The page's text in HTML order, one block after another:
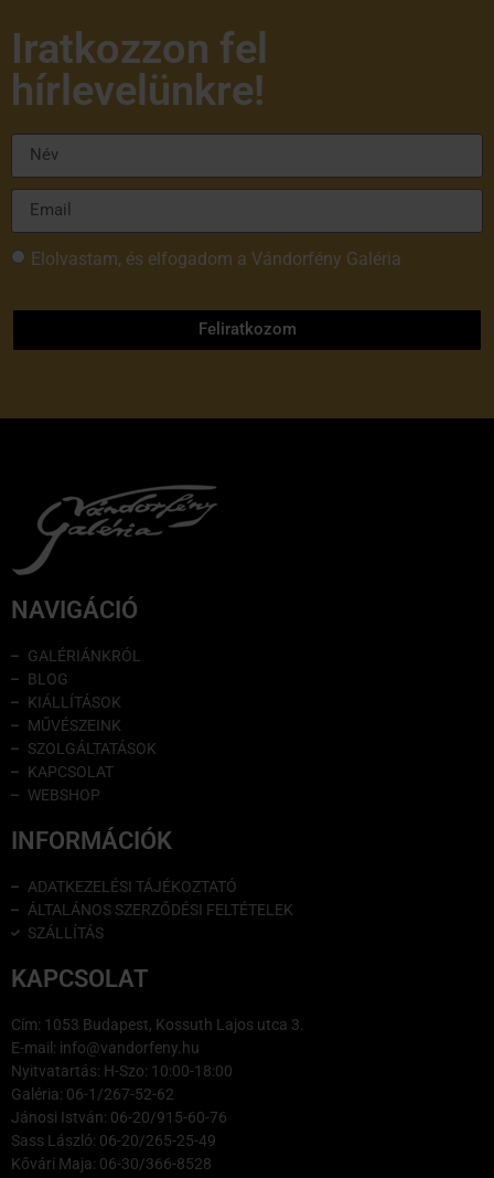
Iratkozzon fel
hírlevelünkre!
Elolvastam, és elfogadom a Vándorfény Galéria
Feliratkozom
NAVIGÁCIÓ
GALÉRIÁNKRÓL
BLOG
KIÁLLÍTÁSOK
MŰVÉSZEINK
SZOLGÁLTATÁSOK
KAPCSOLAT
WEBSHOP
INFORMÁCIÓK
ADATKEZELÉSI TÁJÉKOZTATÓ
ÁLTALÁNOS SZERZŐDÉSI FELTÉTELEK
SZÁLLÍTÁS
KAPCSOLAT
Cím: 1053 Budapest, Kossuth Lajos utca 3.
E-mail: info@vandorfeny.hu
Nyitvatartás: H-Szo: 10:00-18:00
Galéria: 06-1/267-52-62
Jánosi István: 06-20/915-60-76
Sass László: 06-20/265-25-49
Kővári Maja: 06-30/366-8528